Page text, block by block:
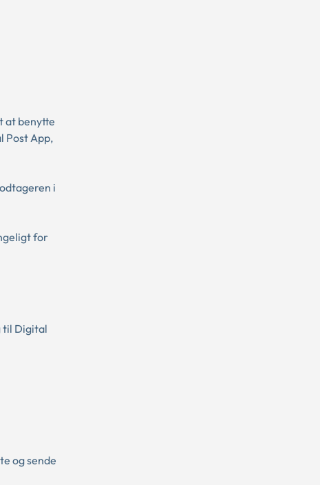
at benytte
Post App,
i
for
til Digital
og sende